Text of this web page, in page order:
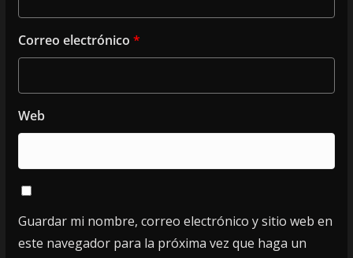
Correo electrónico *
Web
Guardar mi nombre, correo electrónico y sitio web en
este navegador para la próxima vez que haga un